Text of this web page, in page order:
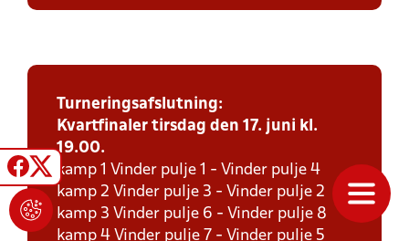
Turneringsafslutning:
Kvartfinaler tirsdag den 17. juni kl.
19.00.
kamp 1 Vinder pulje 1 - Vinder pulje 4
kamp 2 Vinder pulje 3 - Vinder pulje 2
kamp 3 Vinder pulje 6 - Vinder pulje 8
kamp 4 Vinder pulje 7 - Vinder pulje 5